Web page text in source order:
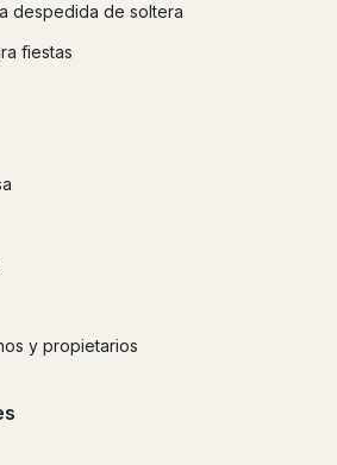
despedida de soltera
fiestas
y propietarios